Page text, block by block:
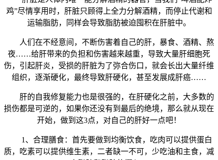
鸡”尽情享用时，肝脏只顾得上全力分解酒精，而停止代谢和
运输脂肪，同样会导致脂肪被迫囤积在肝脏中。
人们在不经意间，不断伤害着自己的肝，暴食、酒精、熬
夜……给肝带来的负担和伤害越来越重，导致大量肝细胞死
伤，引起肝炎，受损的肝脏为了弥合伤口，就会长出大量纤维
组织，逐渐硬化，最终导致肝硬化，甚至发展成肝癌……
肝的自我修复能力也是很强的，在肝硬化之前，大多数的
损伤都是可逆的，如果你还没有到最后的绝境，那么就从现在
开始，做到这3点，对自己的肝好一点吧！
1、合理膳食：首先要做到均衡饮食，吃肉可以提供蛋白
质，吃素可以提供维生素，二者缺一不可，少吃油和主食，减